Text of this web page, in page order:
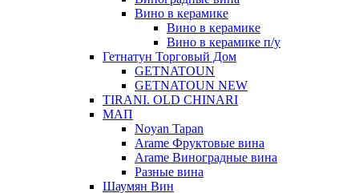
Вино в керамике
Вино в керамике
Вино в керамике п/у
Гетнатун Торговый Дом
GETNATOUN
GETNATOUN NEW
TIRANI. OLD CHINARI
МАП
Noyan Tapan
Arame Фруктовые вина
Arame Виноградные вина
Разные вина
Шаумян Вин